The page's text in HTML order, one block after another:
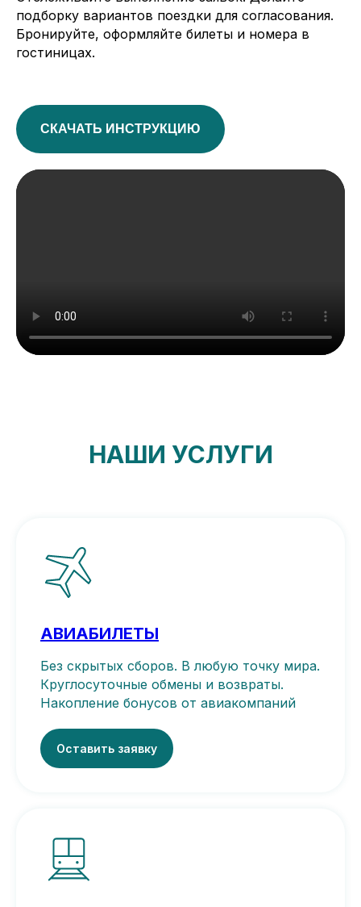
подборку вариантов поездки для согласования.
Бронируйте, оформляйте билеты и номера в
гостиницах.
СКАЧАТЬ ИНСТРУКЦИЮ
НАШИ УСЛУГИ
АВИАБИЛЕТЫ
Без скрытых сборов. В любую точку мира.
Круглосуточные обмены и возвраты.
Накопление бонусов от авиакомпаний
Оставить заявку